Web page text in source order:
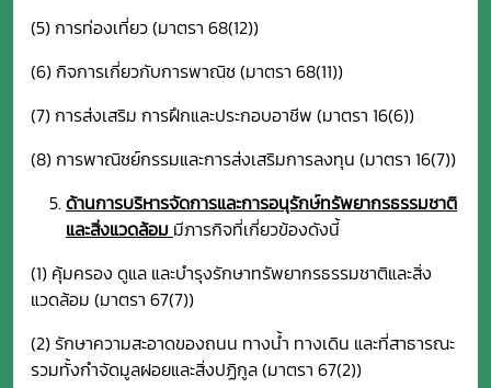
(5) การท่องเที่ยว (มาตรา 68(12))
(6) กิจการเกี่ยวกับการพาณิช (มาตรา 68(11))
(7) การส่งเสริม การฝึกและประกอบอาชีพ (มาตรา 16(6))
(8) การพาณิชย์กรรมและการส่งเสริมการลงทุน (มาตรา 16(7))
ด้านการบริหารจัดการและการอนุรักษ์ทรัพยากรธรรมชาติ
และสิ่งแวดล้อม มีภารกิจที่เกี่ยวข้องดังนี้
(1) คุ้มครอง ดูแล และบำรุงรักษาทรัพยากรธรรมชาติและสิ่ง
แวดล้อม (มาตรา 67(7))
(2) รักษาความสะอาดของถนน ทางน้ำ ทางเดิน และที่สาธารณะ
รวมทั้งกำจัดมูลฝอยและสิ่งปฏิกูล (มาตรา 67(2))